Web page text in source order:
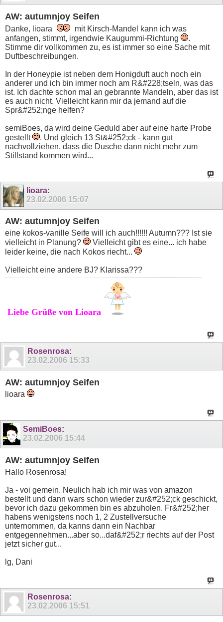
AW: autumnjoy Seifen
Danke, lioara
mit Kirsch-Mandel kann ich was
anfangen, stimmt, irgendwie Kaugummi-Richtung
.
Stimme dir vollkommen zu, es ist immer so eine Sache mit
Duftbeschreibungen.
In der Honeypie ist neben dem Honigduft auch noch ein
anderer und ich bin immer noch am R&#228;tseln, was das
ist. Ich dachte schon mal an gebrannte Mandeln, aber das ist
es auch nicht. Vielleicht kann mir da jemand auf die
Spr&#252;nge helfen?
semiBoes, da wird deine Geduld aber auf eine harte Probe
gestellt
. Und gleich 13 St&#252;ck - kann gut
nachvollziehen, dass die Dusche dann nicht mehr zum
Stillstand kommen wird...
lioara:
23.02.2006 15:07
AW: autumnjoy Seifen
eine kokos-vanille Seife will ich auch!!!!!! Autumn??? Ist sie
vielleicht in Planung?
Vielleicht gibt es eine... ich habe
leider keine, die nach Kokos riecht...
Vielleicht eine andere BJ? Klarissa???
Liebe Grüße von Lioara
Rosenrosa:
23.02.2006 15:33
AW: autumnjoy Seifen
lioara
SemiBoes:
23.02.2006 15:44
AW: autumnjoy Seifen
Hallo Rosenrosa!
Ja - voi gemein. Neulich hab ich mir was von amazon
bestellt und dann wars schon wieder zur&#252;ck geschickt,
bevor ich dazu gekommen bin es abzuholen. Fr&#252;her
habens wenigstens noch 1, 2 Zustellversuche
unternommen, da kanns dann ein Nachbar
entgegennehmen...aber so...daf&#252;r riechts auf der Post
jetzt sicher gut...
lg, Dani
Rosenrosa:
23.02.2006 15:51